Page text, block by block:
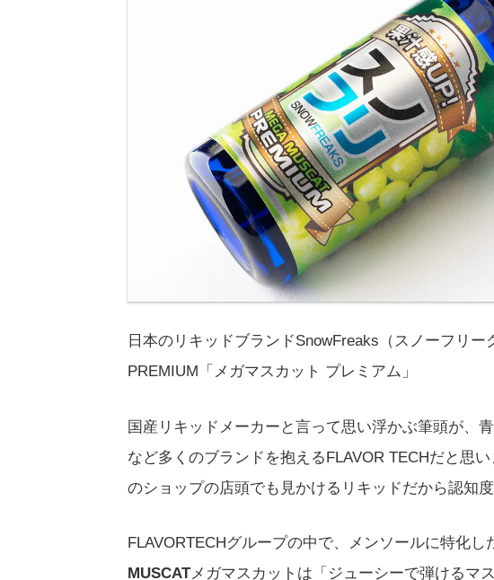
日本のリキッドブランドSnowFreaks（スノーフリ
PREMIUM「メガマスカット プレミアム」
国産リキッドメーカーと言って思い浮かぶ筆頭が、
など多くのブランドを抱えるFLAVOR TECHだと思
のショップの店頭でも見かけるリキッドだから認知度
FLAVORTECHグループの中で、メンソールに特化
MUSCATメガマスカットは「ジューシーで弾けるマ